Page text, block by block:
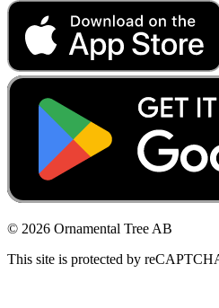
© 2026 Ornamental Tree AB
This site is protected by